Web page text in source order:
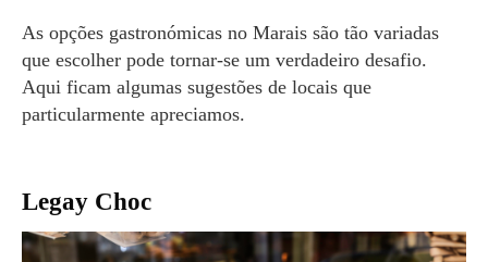
As opções gastronómicas no Marais são tão variadas
que escolher pode tornar-se um verdadeiro desafio.
Aqui ficam algumas sugestões de locais que
particularmente apreciamos.
Legay Choc